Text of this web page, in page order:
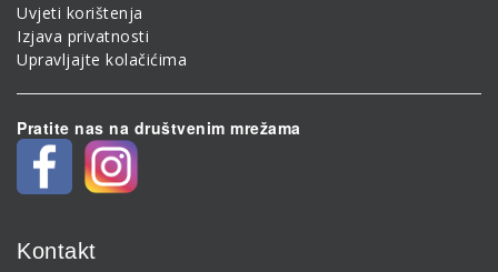
Uvjeti korištenja
Izjava privatnosti
Upravljajte kolačićima
Pratite nas na društvenim mrežama
Kontakt